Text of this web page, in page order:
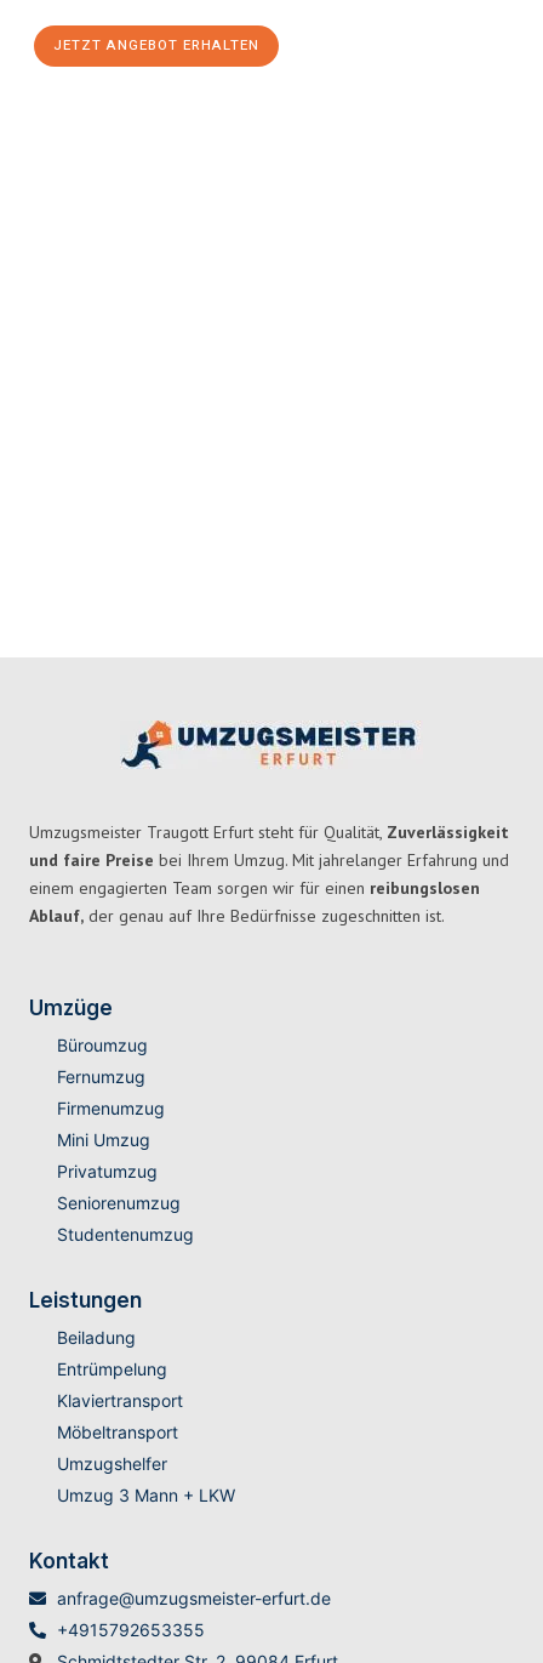
JETZT ANGEBOT ERHALTEN
Umzugsmeister Traugott Erfurt steht für Qualität, Zuverlässigkeit
und faire Preise bei Ihrem Umzug. Mit jahrelanger Erfahrung und
einem engagierten Team sorgen wir für einen reibungslosen
Ablauf, der genau auf Ihre Bedürfnisse zugeschnitten ist.
Umzüge
Büroumzug
Fernumzug
Firmenumzug
Mini Umzug
Privatumzug
Seniorenumzug
Studentenumzug
Leistungen
Beiladung
Entrümpelung
Klaviertransport
Möbeltransport
Umzugshelfer
Umzug 3 Mann + LKW
Kontakt
anfrage@umzugsmeister-erfurt.de
+4915792653355